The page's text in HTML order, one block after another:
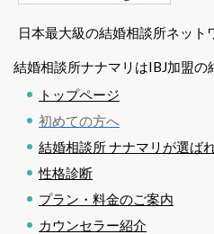
日本最大級の結婚相談所ネット
結婚相談所ナナマリはIBJ加盟の
トップページ
初めての方へ
結婚相談所 ナナマリが選ば
性格診断
プラン・料金のご案内
カウンセラー紹介